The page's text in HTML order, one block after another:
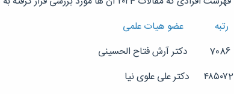
رتبه عضو هیات علمی
۴۸۵۰۷2 دکتر علی علوی نیا